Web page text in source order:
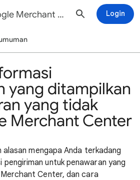
Bantuan Google Merchant Center Login
yang ditampilkan
yang tidak
Merchant Center
alasan mengapa Anda terkadang
pengiriman untuk penawaran yang
Center, dan cara